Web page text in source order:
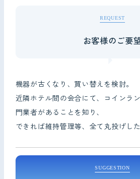
REQUEST
お客様のご要
機器が古くなり、買い替えを検討。
近隣ホテル間の会合にて、コインラ
門業者があることを知り、
できれば維持管理等、全て丸投げした
SUGGESTION